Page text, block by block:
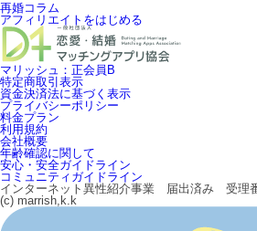
再婚コラム
アフィリエイトをはじめる
マリッシュ：正会員B
特定商取引表示
資金決済法に基づく表示
プライバシーポリシー
料金プラン
利用規約
会社概要
年齢確認に関して
安心・安全ガイドライン
コミュニティガイドライン
インターネット異性紹介事業 届出済み 受理
(c) marrish,k.k